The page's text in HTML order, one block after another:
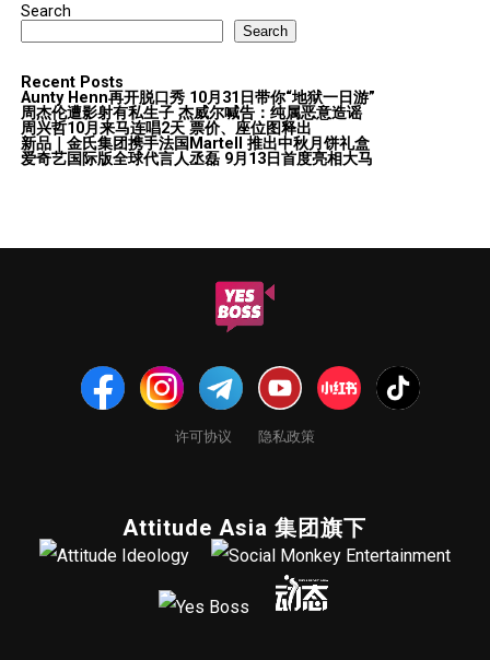
Search
Search
Recent Posts
Aunty Henn再开脱口秀 10月31日带你“地狱一日游”
周杰伦遭影射有私生子 杰威尔喊告：纯属恶意造谣
周兴哲10月来马连唱2天 票价、座位图释出
新品｜金氏集团携手法国Martell 推出中秋月饼礼盒
爱奇艺国际版全球代言人丞磊 9月13日首度亮相大马
许可协议 隐私政策
Attitude Asia 集团旗下